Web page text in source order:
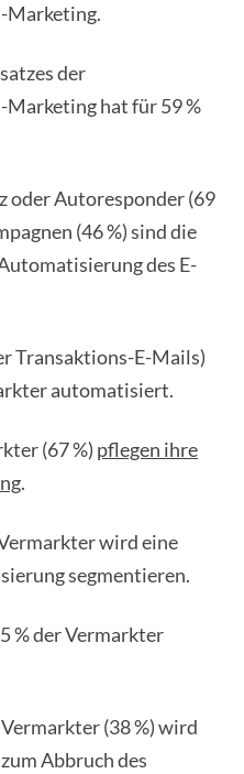
Marketing.
der
hat für 59 %
oder Autoresponder (69
(46 %) sind die
des E-
Transaktions-E-Mails)
automatisiert.
(67 %) pflegen ihre
.
wird eine
segmentieren.
% der Vermarkter
(38 %) wird
Abbruch des